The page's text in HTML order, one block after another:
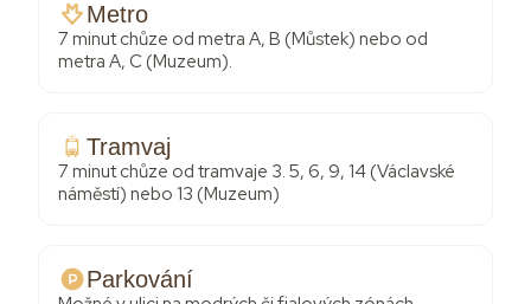
Metro
7 minut chůze od metra A, B (Můstek) nebo od
metra A, C (Muzeum).
Tramvaj
7 minut chůze od tramvaje 3. 5, 6, 9, 14 (Václavské
náměstí) nebo 13 (Muzeum)
Parkování